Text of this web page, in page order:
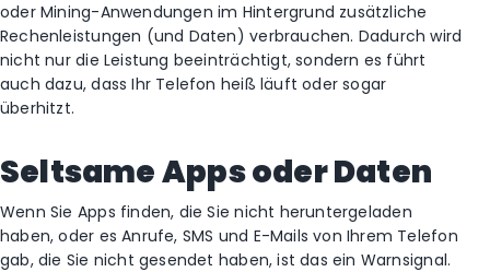
oder Mining-Anwendungen im Hintergrund zusätzliche
Rechenleistungen (und Daten) verbrauchen. Dadurch wird
nicht nur die Leistung beeinträchtigt, sondern es führt
auch dazu, dass Ihr Telefon heiß läuft oder sogar
überhitzt.
Seltsame Apps oder Daten
Wenn Sie Apps finden, die Sie nicht heruntergeladen
haben, oder es Anrufe, SMS und E-Mails von Ihrem Telefon
gab, die Sie nicht gesendet haben, ist das ein Warnsignal.